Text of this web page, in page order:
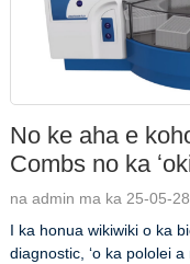
No ke aha e
Combs no ka
na admin ma ka 25-05-28
I ka honua wikiwiki o ka
diagnostic, ʻo ka pololei